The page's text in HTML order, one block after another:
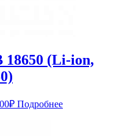
(Li-ion,
₽Текущая
цена:
Подробнее